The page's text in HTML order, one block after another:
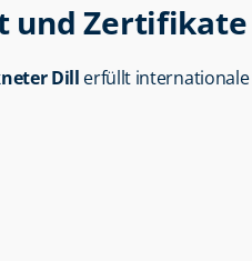
und Zertifikate
Dill erfüllt